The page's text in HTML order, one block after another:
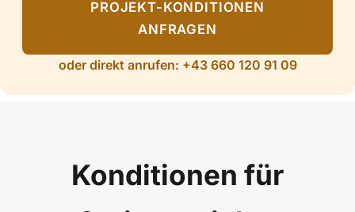
PROJEKT-KONDITIONEN
ANFRAGEN
oder direkt anrufen: +43 660 120 91 09
Konditionen für